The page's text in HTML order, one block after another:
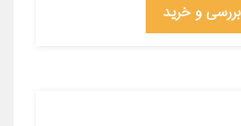
بررسی و خرید